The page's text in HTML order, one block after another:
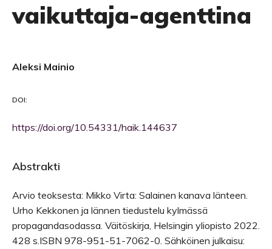
vaikuttaja-agenttina
Aleksi Mainio
DOI:
https://doi.org/10.54331/haik.144637
Abstrakti
Arvio teoksesta: Mikko Virta: Salainen kanava länteen.
Urho Kekkonen ja lännen tiedustelu kylmässä
propagandasodassa. Väitöskirja, Helsingin yliopisto 2022.
428 s.ISBN 978-951-51-7062-0. Sähköinen julkaisu: